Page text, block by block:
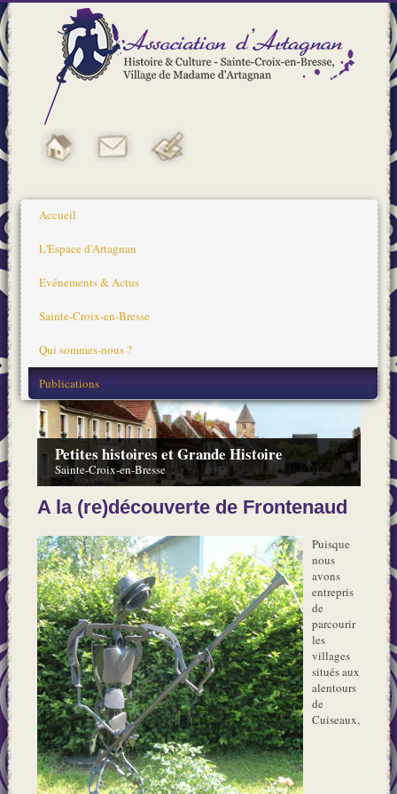
Accueil
L'Espace d'Artagnan
Evénements & Actus
Sainte-Croix-en-Bresse
Qui sommes-nous ?
Publications
Petites histoires et Grande Histoire
Sainte-Croix-en-Bresse
A la (re)découverte de Frontenaud
Puisque
nous
avons
entrepris
de
parcourir
les
villages
situés aux
alentours
de
Cuiseaux,